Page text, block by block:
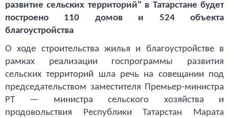
развитие сельских территорий" в Татарстане будет
построено 110 домов и 524 объекта
благоустройства
О ходе строительства жилья и благоустройстве в
рамках реализации госпрограммы развития
сельских территорий шла речь на совещании под
председательством заместителя Премьер-министра
РТ — министра сельского хозяйства и
продовольствия Республики Татарстан Марата